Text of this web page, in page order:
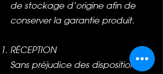
de stockage d’origine afin de
conserver la garantie produit.
RÉCEPTION
Sans préjudice des dispositions à